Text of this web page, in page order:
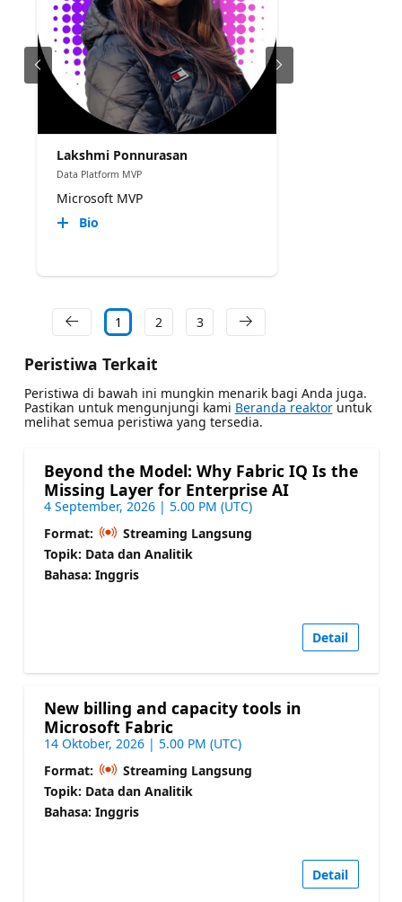
Lakshmi Ponnurasan
Data Platform MVP
Microsoft MVP
Bio
1 2 3
Peristiwa Terkait
Peristiwa di bawah ini mungkin menarik bagi Anda juga.
Pastikan untuk mengunjungi kami Beranda reaktoruntuk
melihat semua peristiwa yang tersedia.
Beyond the Model: Why Fabric IQ Is the
Missing Layer for Enterprise AI
4 September, 2026 | 5.00 PM (UTC)
Format:
Streaming Langsung
Topik: Data dan Analitik
Bahasa: Inggris
Detail
New billing and capacity tools in
Microsoft Fabric
14 Oktober, 2026 | 5.00 PM (UTC)
Format:
Streaming Langsung
Topik: Data dan Analitik
Bahasa: Inggris
Detail